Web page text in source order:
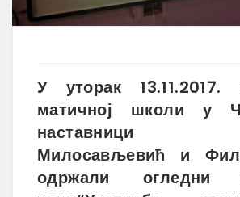
У уторак
матичној школи у
наставници
Милосављевић и
одржали